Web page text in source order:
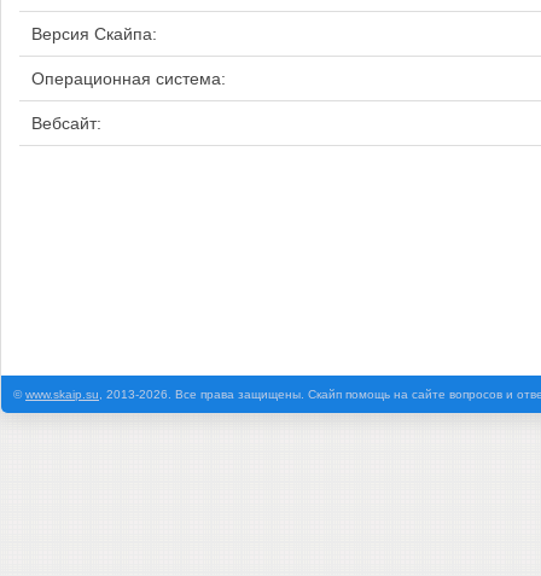
Версия Скайпа:
Операционная система:
Вебсайт:
©www.skaip.su , 2013-2026. Все права защищены. Скайп помощь на сайте вопросов и